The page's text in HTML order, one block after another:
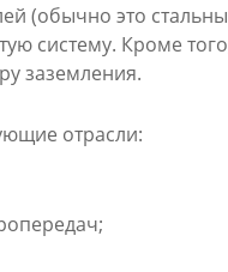
(обычно это
систему. Кроме
заземления.
отрасли: